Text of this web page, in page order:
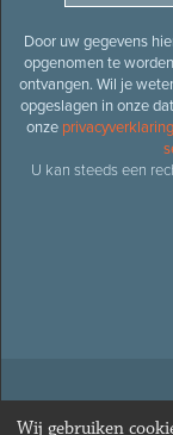
Door uw gegevens
opgenomen te
ontvangen. Wil je
opgeslagen in onze
onze privacyverklaring
U kan steeds een
© 2026Oud-
Wij gebruiken